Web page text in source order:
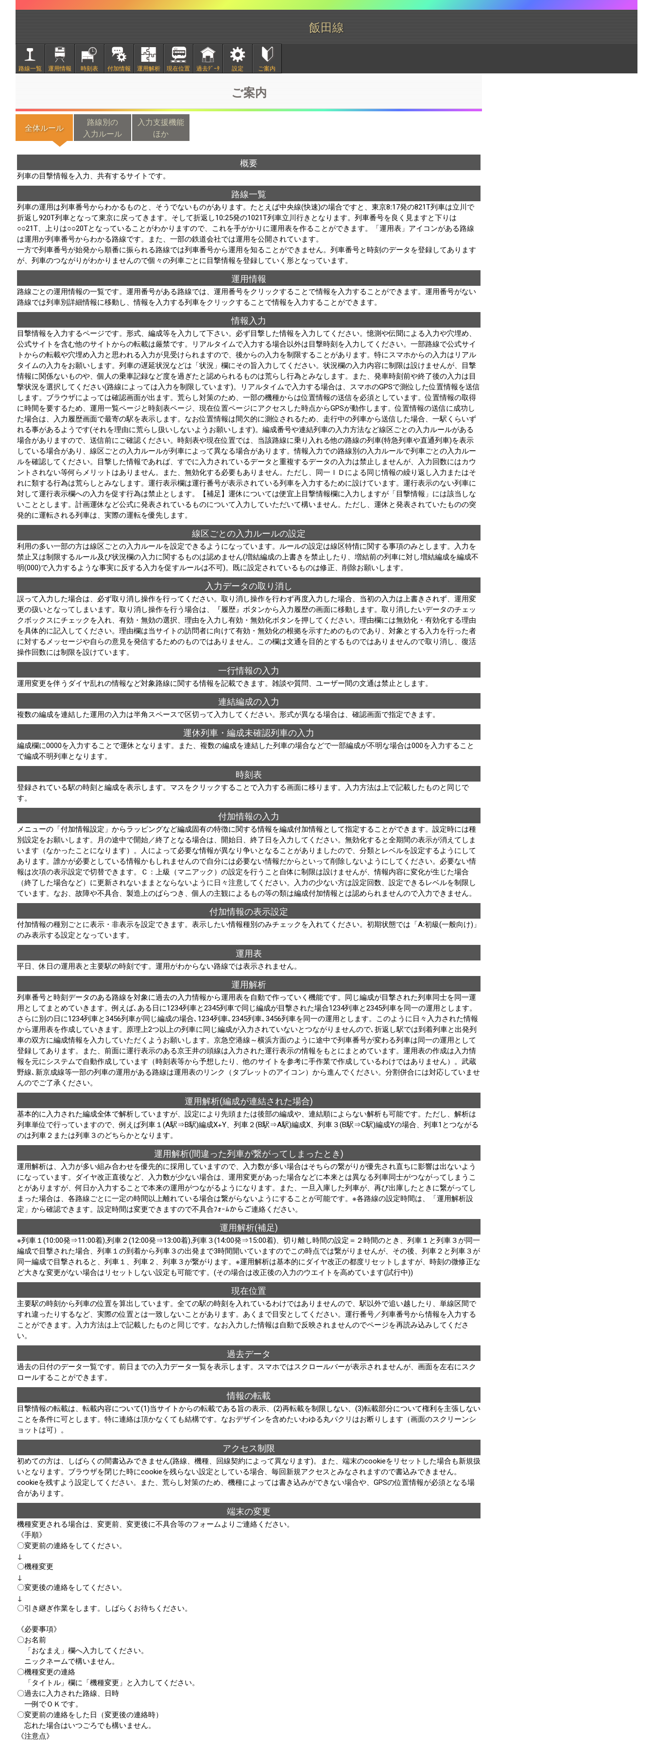
飯田線
路線一覧 運用情報 時刻表 付加情報 運用解析 現在位置 過去ﾃﾞｰﾀ 設定 ご案内
ご案内
全体ルール
路線別の
入力ルール
入力支援機能
ほか
概要
列車の目撃情報を入力、共有するサイトです。
路線一覧
列車の運用は列車番号からわかるものと、そうでないものがあります。たとえば中央線(快速)の場合ですと、東京8:17発の821T列車は立川で
折返し920T列車となって東京に戻ってきます。そして折返し10:25発の1021T列車立川行きとなります。列車番号を良く見ますと下りは
○○21T、上りは○○20Tとなっていることがわかりますので、これを手がかりに運用表を作ることができます。「運用表」アイコンがある路線
は運用が列車番号からわかる路線です。また、一部の鉄道会社では運用を公開されています。
一方で列車番号が始発から順番に振られる路線では列車番号から運用を知ることができません。列車番号と時刻のデータを登録してあります
が、列車のつながりがわかりませんので個々の列車ごとに目撃情報を登録していく形となっています。
運用情報
路線ごとの運用情報の一覧です。運用番号がある路線では、運用番号をクリックすることで情報を入力することができます。運用番号がない
路線では列車別詳細情報に移動し、情報を入力する列車をクリックすることで情報を入力することができます。
情報入力
目撃情報を入力するページです。形式、編成等を入力して下さい。必ず目撃した情報を入力してください。憶測や伝聞による入力や穴埋め、
公式サイトを含む他のサイトからの転載は厳禁です。リアルタイムで入力する場合以外は目撃時刻を入力してください。一部路線で公式サイ
トからの転載や穴埋め入力と思われる入力が見受けられますので、後からの入力を制限することがあります。特にスマホからの入力はリアル
タイムの入力をお願いします。列車の遅延状況などは「状況」欄にその旨入力してください。状況欄の入力内容に制限は設けませんが、目撃
情報に関係ないものや、個人の乗車記録など度を過ぎたと認められるものは荒らし行為とみなします。また、発車時刻前や終了後の入力は目
撃状況を選択してください(路線によっては入力を制限しています)。リアルタイムで入力する場合は、スマホのGPSで測位した位置情報を送信
します。ブラウザによっては確認画面が出ます。荒らし対策のため、一部の機種からは位置情報の送信を必須としています。位置情報の取得
に時間を要するため、運用一覧ページと時刻表ページ、現在位置ページにアクセスした時点からGPSが動作します。位置情報の送信に成功し
た場合は、入力履歴画面で最寄の駅を表示します。なお位置情報は間欠的に測位されるため、走行中の列車から送信した場合、一駅くらいず
れる事があるようです(それを理由に荒らし扱いしないようお願いします)。編成番号や連結列車の入力方法など線区ごとの入力ルールがある
場合がありますので、送信前にご確認ください。時刻表や現在位置では、当該路線に乗り入れる他の路線の列車(特急列車や直通列車)を表示
している場合があり、線区ごとの入力ルールが列車によって異なる場合があります。情報入力での路線別の入力ルールで列車ごとの入力ルー
ルを確認してください。目撃した情報であれば、すでに入力されているデータと重複するデータの入力は禁止しませんが、入力回数にはカウ
ントされない等何らメリットはありません。また、無効化する必要もありません。ただし、同一ＩＤによる同じ情報の繰り返し入力またはそ
れに類する行為は荒らしとみなします。運行表示欄は運行番号が表示されている列車を入力するために設けています。運行表示のない列車に
対して運行表示欄への入力を促す行為は禁止とします。【補足】運休については便宜上目撃情報欄に入力しますが「目撃情報」には該当しな
いこととします。計画運休など公式に発表されているものについて入力していただいて構いません。ただし、運休と発表されていたものの突
発的に運転される列車は、実際の運転を優先します。
線区ごとの入力ルールの設定
利用の多い一部の方は線区ごとの入力ルールを設定できるようになっています。ルールの設定は線区特情に関する事項のみとします。入力を
禁止又は制限するルール及び状況欄の入力に関するものは認めません(増結編成の上書きを禁止したり、増結前の列車に対し増結編成を編成不
明(000)で入力するような事実に反する入力を促すルールは不可)。既に設定されているものは修正、削除お願いします。
入力データの取り消し
誤って入力した場合は、必ず取り消し操作を行ってください。取り消し操作を行わず再度入力した場合、当初の入力は上書きされず、運用変
更の扱いとなってしまいます。取り消し操作を行う場合は、『履歴』ボタンから入力履歴の画面に移動します。取り消したいデータのチェッ
クボックスにチェックを入れ、有効・無効の選択、理由を入力し有効・無効化ボタンを押してください。理由欄には無効化・有効化する理由
を具体的に記入してください。理由欄は当サイトの訪問者に向けて有効・無効化の根拠を示すためのものであり、対象とする入力を行った者
に対するメッセージや自らの意見を発信するためのものではありません。この欄は文通を目的とするものではありませんので取り消し、復活
操作回数には制限を設けています。
一行情報の入力
運用変更を伴うダイヤ乱れの情報など対象路線に関する情報を記載できます。雑談や質問、ユーザー間の文通は禁止とします。
連結編成の入力
複数の編成を連結した運用の入力は半角スペースで区切って入力してください。形式が異なる場合は、確認画面で指定できます。
運休列車・編成未確認列車の入力
編成欄に0000を入力することで運休となります。また、複数の編成を連結した列車の場合などで一部編成が不明な場合は000を入力すること
で編成不明列車となります。
時刻表
登録されている駅の時刻と編成を表示します。マスをクリックすることで入力する画面に移ります。入力方法は上で記載したものと同じで
す。
付加情報の入力
メニューの「付加情報設定」からラッピングなど編成固有の特徴に関する情報を編成付加情報として指定することができます。設定時には種
別設定をお願いします。月の途中で開始／終了となる場合は、開始日、終了日を入力してください。無効化すると全期間の表示が消えてしま
います（なかったことになります）。人によって必要な情報が異なり争いとなることがありましたので、分類とレベルを設定するようにして
あります。誰かが必要としている情報かもしれませんので自分には必要ない情報だからといって削除しないようにしてください。必要ない情
報は次項の表示設定で切替できます。Ｃ：上級（マニアック）の設定を行うこと自体に制限は設けませんが、情報内容に変化が生じた場合
（終了した場合など）に更新されないままとならないように日々注意してください。入力の少ない方は設定回数、設定できるレベルを制限し
ています。なお、故障や不具合、製造上のばらつき、個人の主観によるもの等の類は編成付加情報とは認められませんので入力できません。
付加情報の表示設定
付加情報の種別ごとに表示・非表示を設定できます。表示したい情報種別のみチェックを入れてください。初期状態では「A:初級(一般向け)」
のみ表示する設定となっています。
運用表
平日、休日の運用表と主要駅の時刻です。運用がわからない路線では表示されません。
運用解析
列車番号と時刻データのある路線を対象に過去の入力情報から運用表を自動で作っていく機能です。同じ編成が目撃された列車同士を同一運
用としてまとめていきます。例えば､ある日に1234列車と2345列車で同じ編成が目撃された場合1234列車と2345列車を同一の運用とします。
さらに別の日に1234列車と3456列車が同じ編成の場合､1234列車､2345列車､3456列車を同一の運用とします。このように日々入力された情報
から運用表を作成していきます。原理上2つ以上の列車に同じ編成が入力されていないとつながりませんので､折返し駅では到着列車と出発列
車の双方に編成情報を入力していただくようお願いします。京急空港線～横浜方面のように途中で列車番号が変わる列車は同一の運用として
登録してあります。また、前面に運行表示のある京王井の頭線は入力された運行表示の情報をもとにまとめています。運用表の作成は入力情
報を元にシステムで自動作成しています（時刻表等から予想したり、他のサイトを参考に手作業で作成しているわけではありません）。武蔵
野線､新京成線等一部の列車の運用がある路線は運用表のリンク（タブレットのアイコン）から進んでください。分割併合には対応していませ
んのでご了承ください。
運用解析(編成が連結された場合)
基本的に入力された編成全体で解析していますが、設定により先頭または後部の編成や、連結順によらない解析も可能です。ただし、解析は
列車単位で行っていますので、例えば列車１(A駅⇒B駅)編成X+Y、列車２(B駅⇒A駅)編成X、列車３(B駅⇒C駅)編成Yの場合、列車1とつながる
のは列車２または列車３のどちらかとなります。
運用解析(間違った列車が繋がってしまったとき)
運用解析は、入力が多い組み合わせを優先的に採用していますので、入力数が多い場合はそちらの繋がりが優先され直ちに影響は出ないよう
になっています。ダイヤ改正直後など、入力数が少ない場合は、運用変更があった場合などに本来とは異なる列車同士がつながってしまうこ
とがありますが、何日か入力することで本来の運用がつながるようになります。また、一旦入庫した列車が、再び出庫したときに繋がってし
まった場合は、各路線ごとに一定の時間以上離れている場合は繋がらないようにすることが可能です。※各路線の設定時間は、「運用解析設
定」から確認できます。設定時間は変更できますので不具合ﾌｫｰﾑからご連絡ください。
運用解析(補足)
※列車１(10:00発⇒11:00着),列車２(12:00発⇒13:00着),列車３(14:00発⇒15:00着)、切り離し時間の設定＝２時間のとき、列車１と列車３が同一
編成で目撃された場合、列車１の到着から列車３の出発まで3時間開いていますのでこの時点では繋がりませんが、その後、列車２と列車３が
同一編成で目撃されると、列車１、列車２、列車３が繋がります。※運用解析は基本的にダイヤ改正の都度リセットしますが、時刻の微修正な
ど大きな変更がない場合はリセットしない設定も可能です。(その場合は改正後の入力のウエイトを高めています(試行中))
現在位置
主要駅の時刻から列車の位置を算出しています。全ての駅の時刻を入れているわけではありませんので、駅以外で追い越したり、単線区間で
すれ違ったりするなど、実際の位置とは一致しないことがあります。あくまで目安としてください。運行番号／列車番号から情報を入力する
ことができます。入力方法は上で記載したものと同じです。なお入力した情報は自動で反映されませんのでページを再読み込みしてくださ
い。
過去データ
過去の日付のデータ一覧です。前日までの入力データ一覧を表示します。スマホではスクロールバーが表示されませんが、画面を左右にスク
ロールすることができます。
情報の転載
目撃情報の転載は、転載内容について(1)当サイトからの転載である旨の表示、(2)再転載を制限しない、(3)転載部分について権利を主張しない
ことを条件に可とします。特に連絡は頂かなくても結構です。なおデザインを含めたいわゆる丸パクリはお断りします（画面のスクリーンシ
ョットは可）。
アクセス制限
初めての方は、しばらくの間書込みできません(路線、機種、回線契約によって異なります)。また、端末のcookieをリセットした場合も新規扱
いとなります。ブラウザを閉じた時にcookieを残らない設定としている場合、毎回新規アクセスとみなされますので書込みできません。
cookieを残すよう設定してください。また、荒らし対策のため、機種によっては書き込みができない場合や、GPSの位置情報が必須となる場
合があります。
端末の変更
機種変更される場合は、変更前、変更後に不具合等のフォームよりご連絡ください。
《手順》
〇変更前の連絡をしてください。
↓
〇機種変更
↓
〇変更後の連絡をしてください。
↓
〇引き継ぎ作業をします。しばらくお待ちください。
《必要事項》
〇お名前
「おなまえ」欄へ入力してください。
ニックネームで構いません。
〇機種変更の連絡
「タイトル」欄に「機種変更」と入力してください。
〇過去に入力された路線、日時
一例でＯＫです。
〇変更前の連絡をした日（変更後の連絡時）
忘れた場合はいつごろでも構いません。
《注意点》